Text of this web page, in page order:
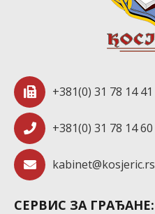
+381(0) 31 78 14 41
+381(0) 31 78 14 60
kabinet@kosjeric.rs
СЕРВИС ЗА ГРАЂАНЕ: